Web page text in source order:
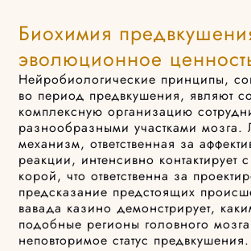
Биохимия
эволюционное
Нейробиологические принципы,
во период предвкушения, являют
комплексную организацию
разнообразными участками мозга.
механизм, ответственная за
реакции, интенсивно контактирует
корой, что ответственна за
предсказание предстоящих
вавада казино демонстрирует,
подобные регионы головного
неповторимое статус предвкушения.